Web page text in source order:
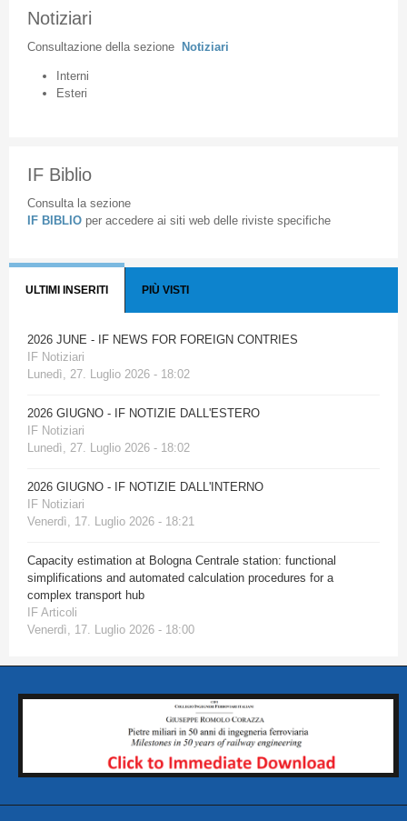
Notiziari
Consultazione della sezione Notiziari
Interni
Esteri
IF Biblio
Consulta la sezione
IF BIBLIO per accedere ai siti web delle riviste specifiche
ULTIMI INSERITI PIÙ VISTI
2026 JUNE - IF NEWS FOR FOREIGN CONTRIES
IF Notiziari
Lunedì, 27. Luglio 2026 - 18:02
2026 GIUGNO - IF NOTIZIE DALL'ESTERO
IF Notiziari
Lunedì, 27. Luglio 2026 - 18:02
2026 GIUGNO - IF NOTIZIE DALL'INTERNO
IF Notiziari
Venerdì, 17. Luglio 2026 - 18:21
Capacity estimation at Bologna Centrale station: functional
simplifications and automated calculation procedures for a
complex transport hub
IF Articoli
Venerdì, 17. Luglio 2026 - 18:00